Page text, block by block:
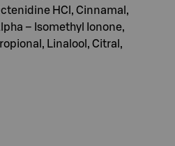
HCl, Cinnamal,
– Isomethyl Ionone,
Linalool, Citral,